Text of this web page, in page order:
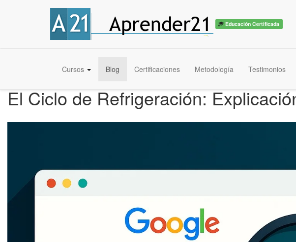
Educación Certificada
Cursos Blog Certificaciones Metodología Testimonios
El Ciclo de Refrigeración: